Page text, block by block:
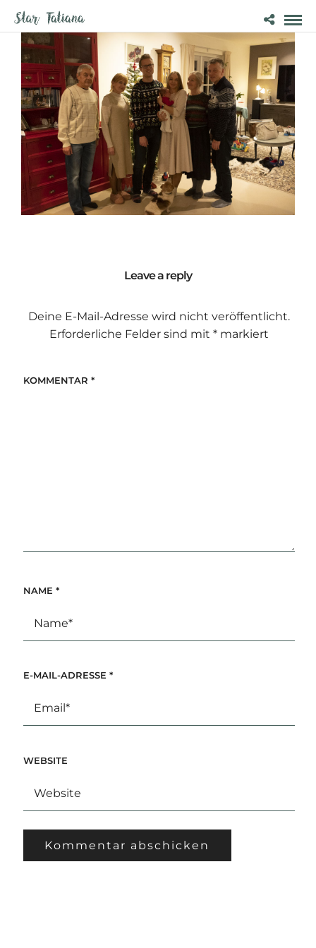
Leave a reply
Deine E-Mail-Adresse wird nicht veröffentlicht.
Erforderliche Felder sind mit *markiert
KOMMENTAR *
NAME *
E-MAIL-ADRESSE *
WEBSITE